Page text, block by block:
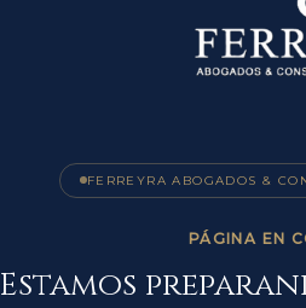
FERREYRA ABOGADOS &
PÁGINA EN
Estamos